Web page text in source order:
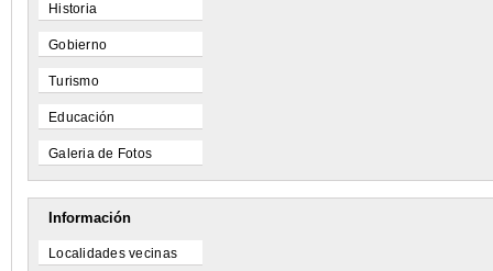
Historia
Gobierno
Turismo
Educación
Galeria de Fotos
Información
Localidades vecinas